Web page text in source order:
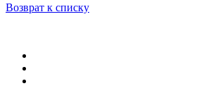
Возврат к списку